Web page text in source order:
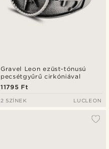
Gravel Leon ezüst-tónusú
pecsétgyűrű cirkóniával
11795 Ft
2 SZÍNEK LUCLEON